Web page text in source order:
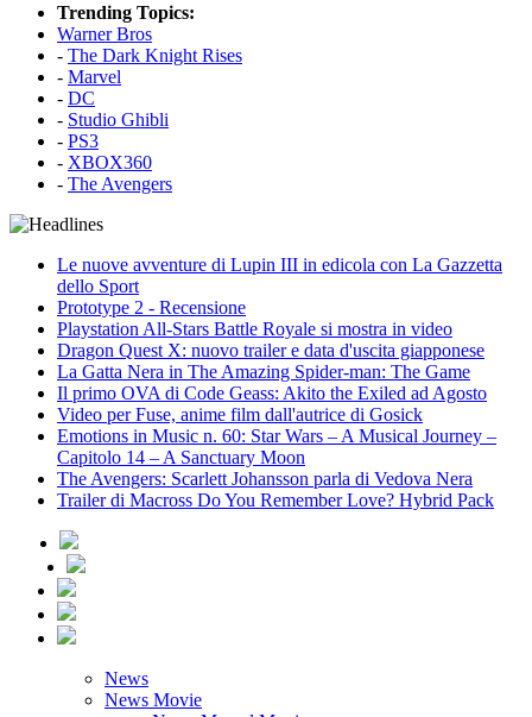
Trending Topics:
Warner Bros
- The Dark Knight Rises
- Marvel
- DC
- Studio Ghibli
- PS3
- XBOX360
- The Avengers
Le nuove avventure di Lupin III in edicola con La Gazzetta
dello Sport
Prototype 2 - Recensione
Playstation All-Stars Battle Royale si mostra in video
Dragon Quest X: nuovo trailer e data d'uscita giapponese
La Gatta Nera in The Amazing Spider-man: The Game
Il primo OVA di Code Geass: Akito the Exiled ad Agosto
Video per Fuse, anime film dall'autrice di Gosick
Emotions in Music n. 60: Star Wars – A Musical Journey –
Capitolo 14 – A Sanctuary Moon
The Avengers: Scarlett Johansson parla di Vedova Nera
Trailer di Macross Do You Remember Love? Hybrid Pack
News
News Movie